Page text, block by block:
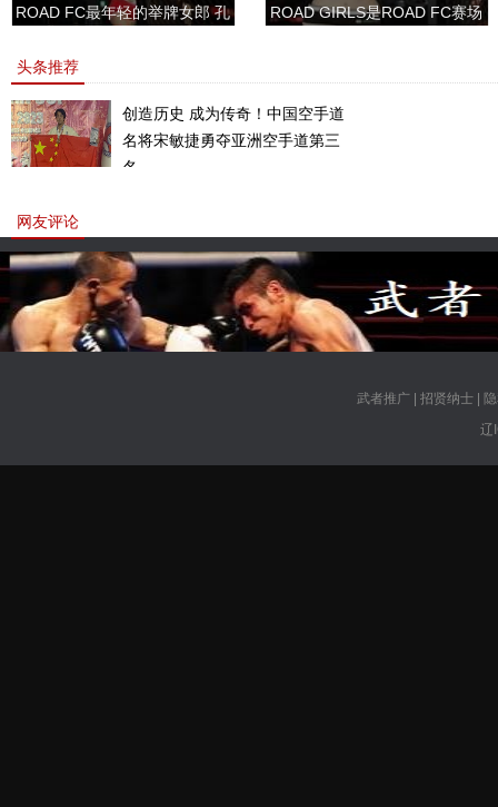
ROAD FC最年轻的举牌女郎 孔
ROAD GIRLS是ROAD FC赛场
头条推荐
创造历史 成为传奇！中国空手道
名将宋敏捷勇夺亚洲空手道第三
名。
网友评论
武者推广| 招贤纳士|
辽